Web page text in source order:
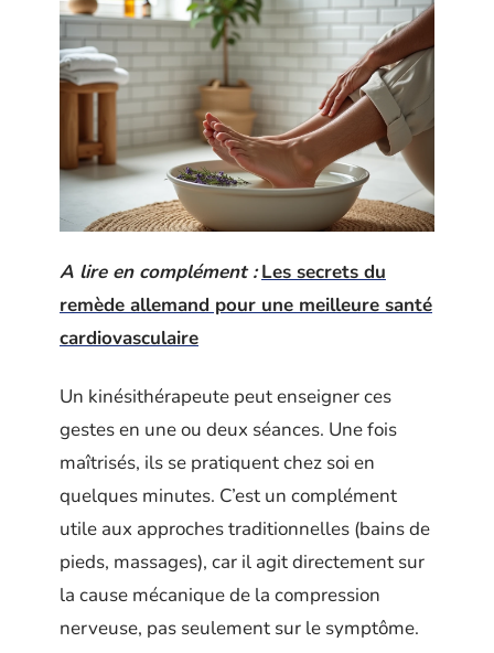
A lire en complément : Les secrets du
remède allemand pour une meilleure santé
cardiovasculaire
Un kinésithérapeute peut enseigner ces
gestes en une ou deux séances. Une fois
maîtrisés, ils se pratiquent chez soi en
quelques minutes. C’est un complément
utile aux approches traditionnelles (bains de
pieds, massages), car il agit directement sur
la cause mécanique de la compression
nerveuse, pas seulement sur le symptôme.